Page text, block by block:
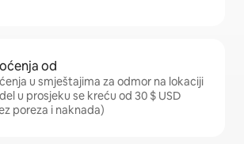
od
u smještajima za odmor na lokaciji
u prosjeku se kreću od 30 $ USD
poreza i naknada)